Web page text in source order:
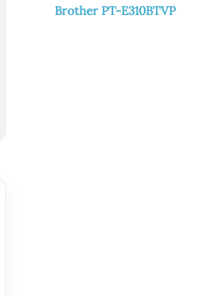
Brother PT-E310BTVP